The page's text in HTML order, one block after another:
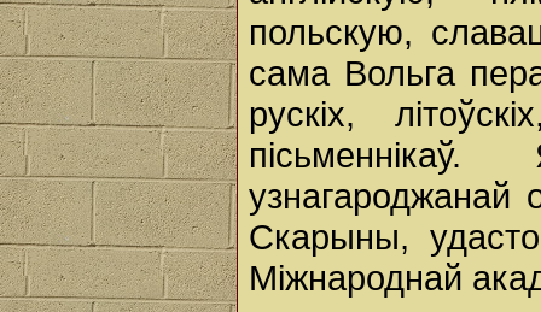
польскую,
сама Вольга
рускіх,
Скарыны,
Міжнароднай